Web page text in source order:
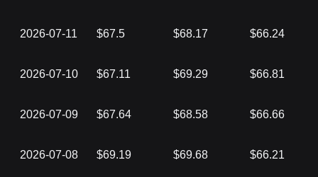
2026-07-11 $67.5 $68.17 $66.24
2026-07-10 $67.11 $69.29 $66.81
2026-07-09 $67.64 $68.58 $66.66
2026-07-08 $69.19 $69.68 $66.21